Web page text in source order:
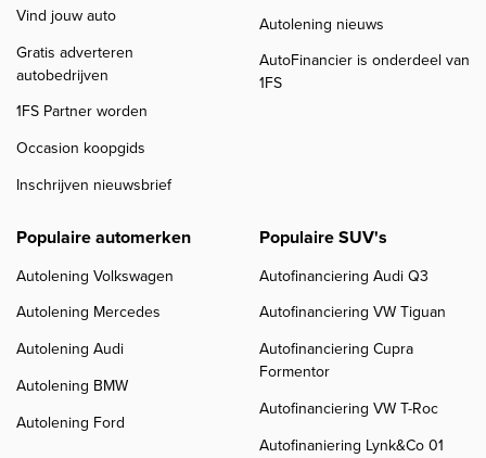
Vind jouw auto
Gratis adverteren
autobedrijven
1FS Partner worden
Occasion koopgids
Inschrijven nieuwsbrief
Autolening nieuws
AutoFinancier is onderdeel van
1FS
Populaire automerken
Autolening Volkswagen
Autolening Mercedes
Autolening Audi
Autolening BMW
Autolening Ford
Populaire SUV's
Autofinanciering Audi Q3
Autofinanciering VW Tiguan
Autofinanciering Cupra
Formentor
Autofinanciering VW T-Roc
Autofinaniering Lynk&Co 01